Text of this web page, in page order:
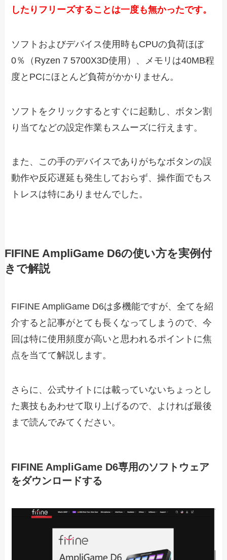
したりフリーズすることは一度も無かったです。
ソフトおよびデバイス使用時もCPUの負荷ほぼ
0％（Ryzen 7 5700X3D使用）、メモリは40MB程
度とPCにほとんど負荷がかかりません。
ソフトをクリックするとすぐに起動し、ボタン割
り当てなどの設定作業もスムーズに行えます。
また、この手のデバイスでありがちなボタンの誤
動作や反応遅延も発生しておらず、操作面でもス
トレスは特にありませんでした。
FIFINE AmpliGame D6の使い方を実例付
きで解説
FIFINE AmpliGame D6は多機能ですが、全てを紹
介すると記事がとても長くなってしまうので、今
回は特に使用頻度が高いと思われるポイントに焦
点を当てて解説します。
さらに、公式サイトには載っていないちょっとし
た裏技もあわせて取り上げるので、よければ最後
まで読んでみてください。
FIFINE AmpliGame D6専用のソフトウェア
をダウンロードする